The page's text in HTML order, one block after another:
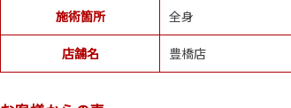
施術箇所 全身
店舗名 豊橋店